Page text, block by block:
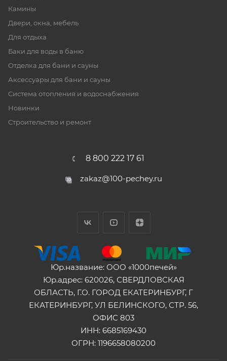
Камины
Двери, окна, мебель
Для отдыха
Баки для воды в баню
Отделка для бани и сауны
Аксессуары для бани и сауны
Система отопления и водоснабжения
Новинки
Строительство и ремонт
8 800 222 17 61
zakaz@100-pechey.ru
Юр.название: ООО «1000печей»
Юр.адрес: 620026, СВЕРДЛОВСКАЯ
ОБЛАСТЬ, Г.О. ГОРОД ЕКАТЕРИНБУРГ, Г
ЕКАТЕРИНБУРГ, УЛ БЕЛИНСКОГО, СТР. 56,
ОФИС 803
ИНН: 6685169430
ОГРН: 1196658080200